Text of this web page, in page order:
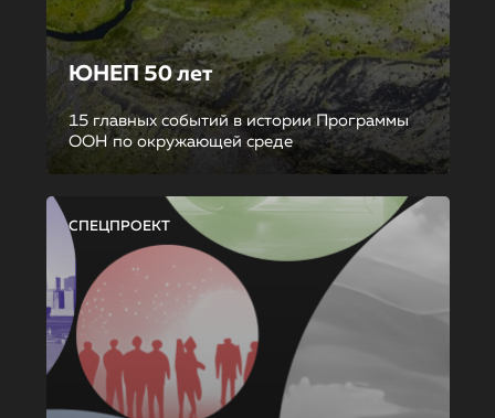
ЮНЕП 50 лет
15 главных событий в истории Программы
ООН по окружающей среде
СПЕЦПРОЕКТ